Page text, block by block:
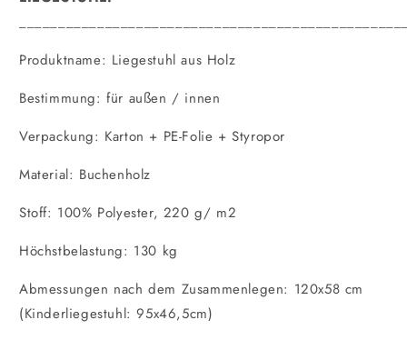
Produktname: Liegestuhl aus Holz
Bestimmung: für außen / innen
Verpackung: Karton + PE-Folie + Styropor
Material: Buchenholz
Stoff: 100% Polyester, 220 g/ m2
Höchstbelastung: 130 kg
Abmessungen nach dem Zusammenlegen: 120x58 cm
(Kinderliegestuhl: 95x46,5cm)